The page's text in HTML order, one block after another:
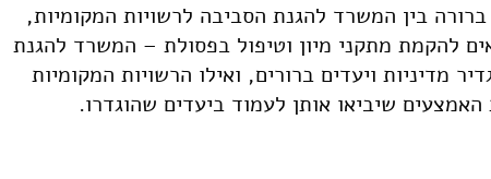
בין המשרד להגנת הסביבה לרשויות המקומיות,
להקמת מתקני מיון וטיפול בפסולת – המשרד להגנת
מדיניות ויעדים ברורים, ואילו הרשויות המקומיות
שיביאו אותן לעמוד ביעדים שהוגדרו.